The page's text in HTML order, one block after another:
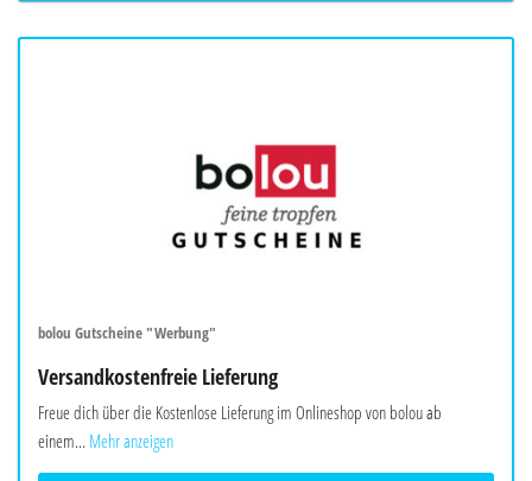
bolou Gutscheine "Werbung"
Versandkostenfreie Lieferung
Freue dich über die Kostenlose Lieferung im Onlineshop von bolou ab
einem... Mehr anzeigen